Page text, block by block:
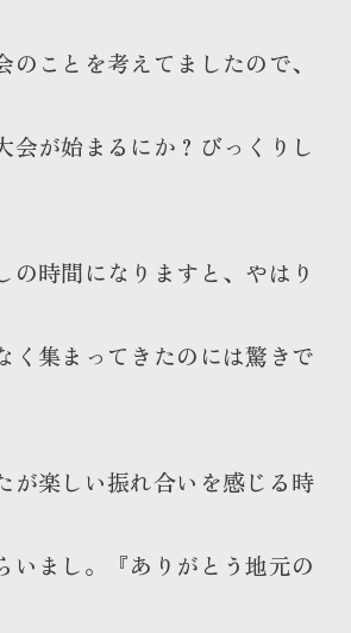
のことを考えてましたので、
会が始まるにか？びっくりし
の時間になりますと、やはり
く集まってきたのには驚きで
が楽しい振れ合いを感じる時
いまし。『ありがとう地元の